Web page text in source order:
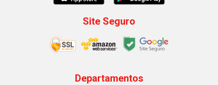
Site Seguro
Departamentos